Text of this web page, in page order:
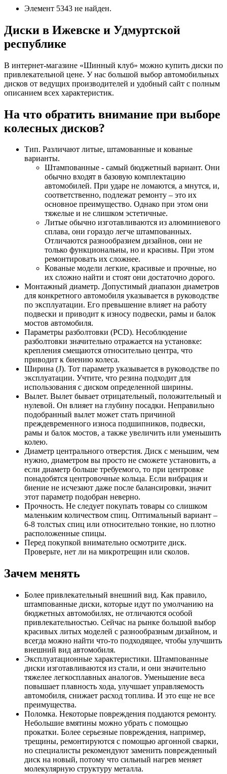
Элемент 5343 не найден.
Диски в Ижевске и Удмуртской
республике
В интернет-магазине «Шинный клуб» можно купить диски по
привлекательной цене. У нас большой выбор автомобильных
дисков от ведущих производителей и удобный сайт с полным
описанием всех характеристик.
На что обратить внимание при выборе
колесных дисков?
Тип. Различают литые, штамованные и кованые
варианты.
Штампованные - самый бюджетный вариант. Они
обычно входят в базовую комплектацию
автомобилей. При ударе не ломаются, а мнутся, и,
соответственно, подлежат ремонту – это их
основное преимущество. Однако при этом они
тяжелые и не слишком эстетичные.
Литые обычно изготавливаются из алюминиевого
сплава, они гораздо легче штампованных.
Отличаются разнообразием дизайнов, они не
только функциональны, но и красивы. При этом
ремонтировать их сложнее.
Кованые модели легкие, красивые и прочные, но
их сложно найти и стоят они достаточно дорого.
Монтажный диаметр. Допустимый диапазон диаметров
для конкретного автомобиля указывается в руководстве
по эксплуатации. Его превышение влияет на работу
подвески и приводит к износу подвески, рамы и балок
мостов автомобиля.
Параметры разболтовки (PCD). Несоблюдение
разболтовки значительно отражается на установке:
крепления смещаются относительно центра, что
приводит к биению колеса.
Ширина (J). Тот параметр указывается в руководстве по
эксплуатации. Учтите, что резина подходит для
использования с диском определенной ширины.
Вылет. Вылет бывает отрицательный, положительный и
нулевой. Он влияет на глубину посадки. Неправильно
подобранный вылет может стать причиной
преждевременного износа подшипников, подвески,
рамы и балок мостов, а также увеличить или уменьшить
колею.
Диаметр центрального отверстия. Диск с меньшим, чем
нужно, диаметром вы просто не сможете установить, а
если диаметр больше требуемого, то при центровке
понадобятся центровочные кольца. Если вибрация и
биение не исчезают даже после балансировки, значит
этот параметр подобран неверно.
Прочность. Не следует покупать товары со слишком
маленьким количеством спиц. Оптимальный вариант –
6-8 толстых спиц или относительно тонкие, но плотно
расположенные спицы.
Перед покупкой внимательно осмотрите диск.
Проверьте, нет ли на микротрещин или сколов.
Зачем менять
Более привлекательный внешний вид. Как правило,
штампованные диски, которые идут по умолчанию на
бюджетных автомобилях, не отличаются особой
привлекательностью. Сейчас на рынке большой выбор
красивых литых моделей с разнообразным дизайном, и
всегда можно найти что-то подходящее, чтобы улучшить
внешний вид автомобиля.
Эксплуатационные характеристики. Штампованные
диски изготавливаются из стали, и они значительно
тяжелее легкосплавных аналогов. Уменьшение веса
повышает плавность хода, улучшает управляемость
автомобиля, снижает расход топлива. И это еще не все
преимущества.
Поломка. Некоторые повреждения поддаются ремонту.
Небольшие вмятины можно убрать с помощью
прокатки. Более серьезные повреждения, например,
трещины, ремонтируются с помощью аргонной сварки,
но специалисты рекомендуют заменить поврежденный
диск на новый, потому что сильный нагрев меняет
молекулярную структуру металла.